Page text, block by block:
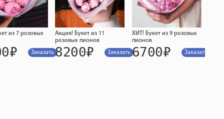
из 7 розовых
₽ Заказать
Акция! Букет из 11
розовых пионов
8200₽ Заказать
ХИТ! Букет из 9 розовых
пионов
6700₽ Заказать